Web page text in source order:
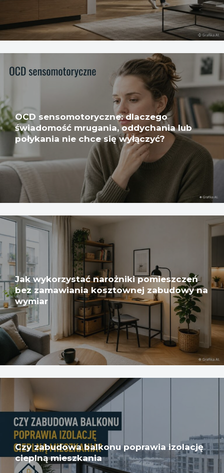
OCD sensomotoryczne: dlaczego
świadomość mrugania, oddychania lub
połykania nie chce się wyłączyć?
Jak wykorzystać narożniki pomieszczeń
bez zamawiania kosztownej zabudowy na
wymiar
Czy zabudowa balkonu poprawia izolację
cieplną mieszkania